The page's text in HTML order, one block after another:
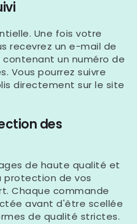
Une fois votre
recevrez un e-mail de
un numéro de
Vous pourrez suivre
directement sur le site
des
de haute qualité et
protection de vos
Chaque commande
avant d'être scellée
de qualité strictes.